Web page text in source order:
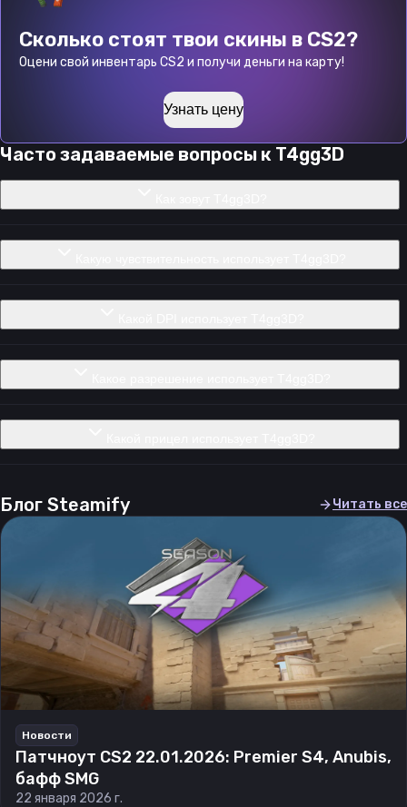
Сколько стоят твои скины в CS2?
Оцени свой инвентарь CS2 и получи деньги на карту!
Узнать цену
Часто задаваемые вопросы к T4gg3D
Блог Steamify Читать все
Новости
Патчноут CS2 22.01.2026: Premier S4, Anubis,
бафф SMG
22 января 2026 г.